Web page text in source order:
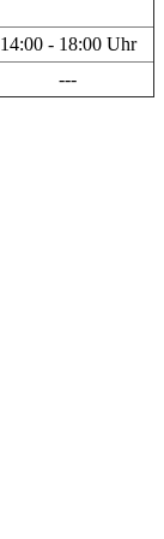
14:00 - 18:00 Uhr
---